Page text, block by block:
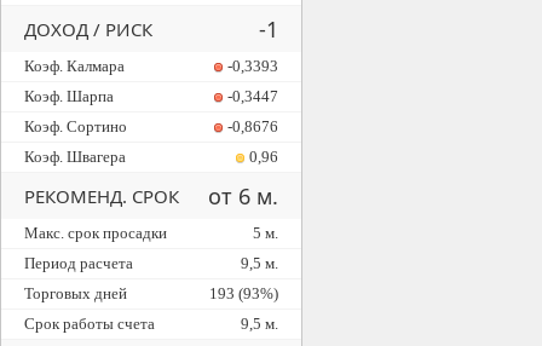
ДОХОД / РИСК -1
Коэф. Калмара
-0,3393
Коэф. Шарпа
-0,3447
Коэф. Сортино
-0,8676
Коэф. Швагера
0,96
РЕКОМЕНД. СРОК от 6 м.
Макс. срок просадки
5 м.
Период расчета
9,5 м.
Торговых дней
193 (93%)
Срок работы счета
9,5 м.